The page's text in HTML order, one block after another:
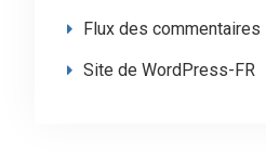
Flux des commentaires
Site de WordPress-FR